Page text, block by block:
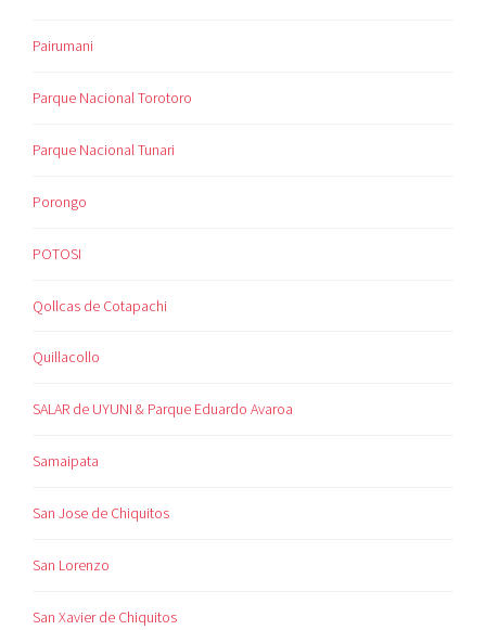
Pairumani
Parque Nacional Torotoro
Parque Nacional Tunari
Porongo
POTOSI
Qollcas de Cotapachi
Quillacollo
SALAR de UYUNI & Parque Eduardo Avaroa
Samaipata
San Jose de Chiquitos
San Lorenzo
San Xavier de Chiquitos